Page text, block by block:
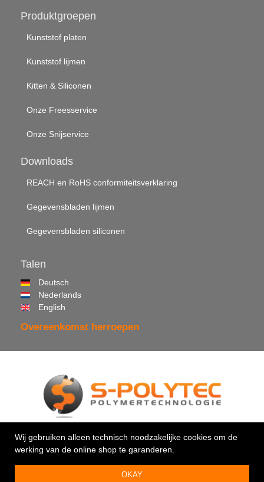
Produktgroepen
Kunststof platen
Kunststof lijmen
Kitten & Siliconen
Onze Freesservice
Onze Snijservice
Downloads
REACH en RoHS conformiteitsverklaring
Gegevensbladen lijmen
Gegevensbladen siliconen
Talen
Deutsch
Nederlands
English
Overeenkomst herroepen
© 2026 •S-Polytec GmbH
Uw vakman voor kunststoffen & kleefstoffen
Wij gebruiken alleen technisch noodzakelijke cookies om de
werking van de online shop te garanderen.
OKAY